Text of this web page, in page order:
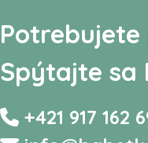
Spýtajte sa
+421 917 162